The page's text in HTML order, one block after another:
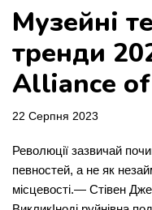
Музейні
тренди
Alliance
22 Серпня 2023
Революції зазвичай
певностей, а не як
місцевості.— Стівен